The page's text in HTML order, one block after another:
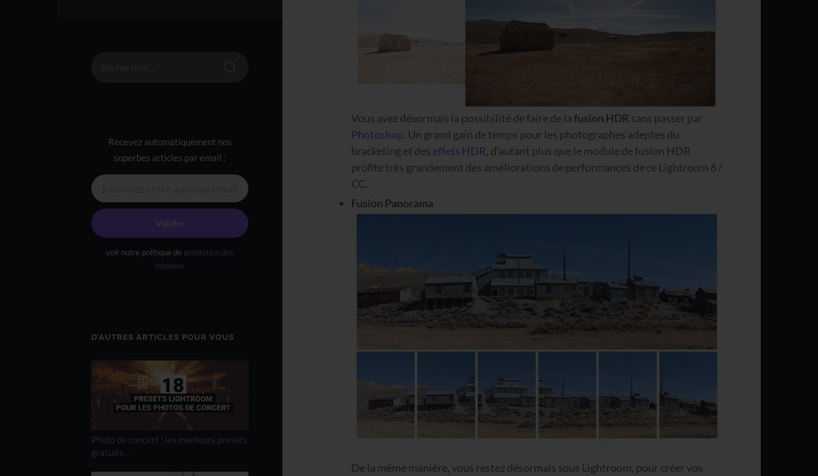
Recevez automatiquement nos
superbes articles par email :
Valider
voir notre politique de protection des
données
D’AUTRES ARTICLES POUR VOUS
Photo de concert : les meilleurs presets
gratuits…
Vous avez désormais la possibilité de faire de lafusion HDR sans passer par
Photoshop. Un grand gain de temps pour les photographes adeptes du
bracketing et des effets HDR, d’autant plus que le module de fusion HDR
profite très grandement des améliorations de performances de ce Lightroom 6 /
CC.
Fusion Panorama
De la même manière, vous restez désormais sous Lightroom, pour créer vos